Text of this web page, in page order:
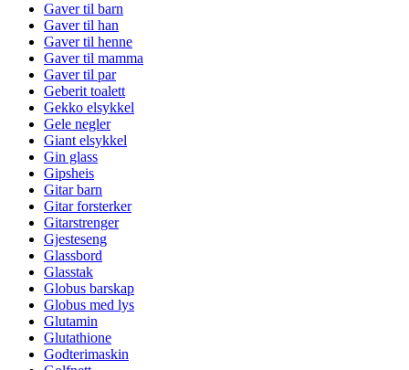
Gaver til barn
Gaver til han
Gaver til henne
Gaver til mamma
Gaver til par
Geberit toalett
Gekko elsykkel
Gele negler
Giant elsykkel
Gin glass
Gipsheis
Gitar barn
Gitar forsterker
Gitarstrenger
Gjesteseng
Glassbord
Glasstak
Globus barskap
Globus med lys
Glutamin
Glutathione
Godterimaskin